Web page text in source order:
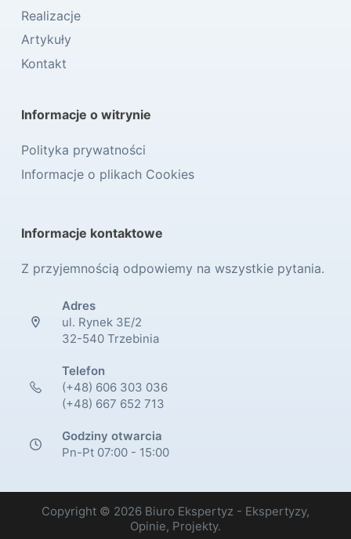
Realizacje
Artykuły
Kontakt
Informacje o witrynie
Polityka prywatności
Informacje o plikach Cookies
Informacje kontaktowe
Z przyjemnością odpowiemy na wszystkie pytania.
Adres
ul. Rynek 3E/2
32-540 Trzebinia
Telefon
(+48) 606 303 036
(+48) 667 652 713
Godziny otwarcia
Pn-Pt 07:00 - 15:00
Copyright © 2026 Biuro Ekspertyz - Ekspertyzy,
Opinie, Projekty.